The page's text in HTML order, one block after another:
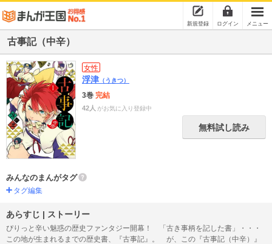
新規登録 ログイン メニュー
古事記（中辛）
女性
浮津 （うきつ）
3巻 完結
42人 がお気に入り登録中
無料試し読み
みんなのまんがタグ
タグ編集
あらすじ | ストーリー
ぴりっと辛い魅惑の歴史ファンタジー開幕！ 「古き事柄を記した書」・・・
この地が生まれるまでの歴史書、『古事記』。 が、この『古事記（中辛）』